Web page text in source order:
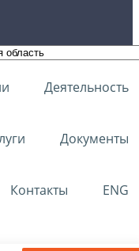
Деятельность
Документы
Контакты ENG